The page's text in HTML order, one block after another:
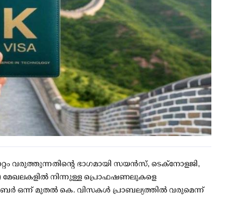
വരുത്തുന്നതിന്റെ ഭാഗമായി സയന്‍സ്, ടെക്നോളജി,
മേഖലകളില്‍ നിന്നുള്ള പ്രൊഫഷണലുകളെ
ഒന്ന് മുതല്‍ കെ. വിസകള്‍ പ്രാബല്യത്തില്‍ വരുമെന്ന്